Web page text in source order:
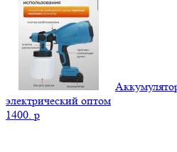
электрический оптом
1400. p